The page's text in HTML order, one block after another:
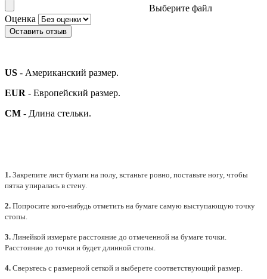
Выберите файл
Оценка
Оставить отзыв
US - Американский размер.
EUR - Европейский размер.
СМ - Длина стельки.
1. Закрепите лист бумаги на полу, встаньте ровно, поставьте ногу, чтобы
пятка упиралась в стену.
2. Попросите кого-нибудь отметить на бумаге самую выступающую точку
стопы.
3. Линейкой измерьте расстояние до отмеченной на бумаге точки.
Расстояние до точки и будет длинной стопы.
4. Сверьтесь с размерной сеткой и выберете соответствующий размер.